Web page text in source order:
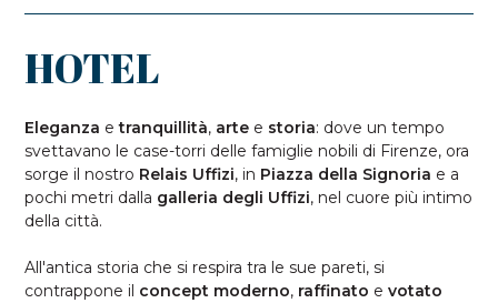
HOTEL
Eleganza etranquillità, artee storia: dove un tempo
svettavano le case-torri delle famiglie nobili di Firenze, ora
sorge il nostro Relais Uffizi, in Piazza della Signoria e a
pochi metri dalla galleria degli Uffizi, nel cuore più intimo
della città.
All'antica storia che si respira tra le sue pareti, si
contrappone il concept moderno, raffinato e votato